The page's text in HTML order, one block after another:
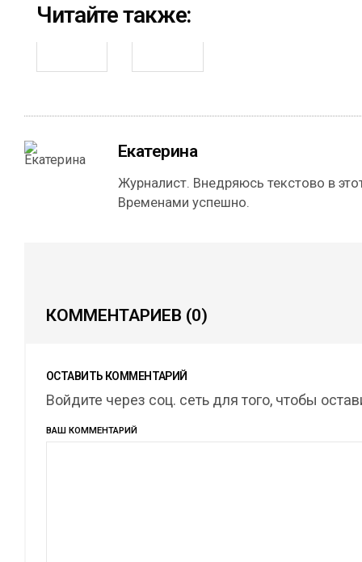
Читайте также:
Екатерина
Журналист. Внедряюсь текстово в
Временами успешно.
КОММЕНТАРИЕВ (0)
ОСТАВИТЬ КОММЕНТАРИЙ
Войдите через соц. сеть для того, чтобы
ВАШ КОММЕНТАРИЙ